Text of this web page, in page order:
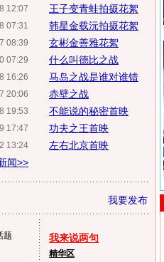
12:07
07:31
08:39
07:29
16:26
20:06
19:53
17:47
13:24
闻>>
王子变青蛙拍摄花絮
韩星金载沅拍摄花絮
玄彬金善雅花絮
什么叫德比之战
马岛之战是谁对谁错
赤壁之战
不能说的秘密首映
功夫之王首映
左右北京首映
我要发布
题 我来说两句
精华区